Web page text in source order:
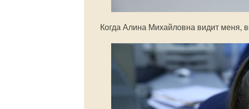
Когда Алина Михайловна видит меня,